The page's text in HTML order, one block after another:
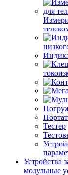
Тестер
Устройства
модульные